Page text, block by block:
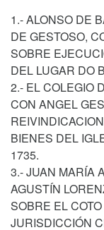
1.- ALONSO DE
DE GESTOSO,
SOBRE
DEL LUGAR DO
2.- EL COLEGIO
CON ANGEL
BIENES DEL
1735.
3.- JUAN MARÍA
AGUSTÍN
SOBRE EL
JURISDICCIÓN